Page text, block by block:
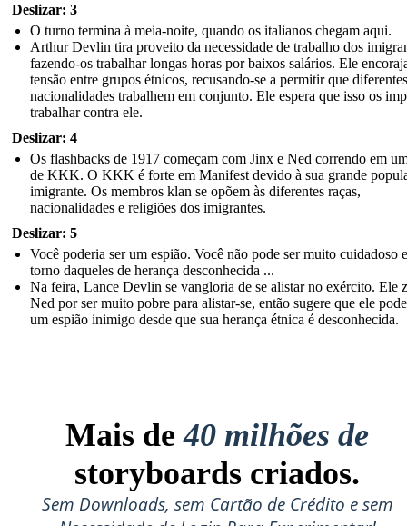
Deslizar: 3
O turno termina à meia-noite, quando os italianos chegam aqui.
Arthur Devlin tira proveito da necessidade de trabalho dos
fazendo-os trabalhar longas horas por baixos salários. Ele
tensão entre grupos étnicos, recusando-se a permitir que diferentes
nacionalidades trabalhem em conjunto. Ele espera que isso os
trabalhar contra ele.
Deslizar: 4
Os flashbacks de 1917 começam com Jinx e Ned correndo em
de KKK. O KKK é forte em Manifest devido à sua grande
imigrante. Os membros klan se opõem às diferentes raças,
nacionalidades e religiões dos imigrantes.
Deslizar: 5
Você poderia ser um espião. Você não pode ser muito cuidadoso
torno daqueles de herança desconhecida ...
Na feira, Lance Devlin se vangloria de se alistar no exército. Ele
Ned por ser muito pobre para alistar-se, então sugere que ele
um espião inimigo desde que sua herança étnica é desconhecida.
Mais de40 milhões de
storyboards criados.
Sem Downloads, sem Cartão de Crédito e sem